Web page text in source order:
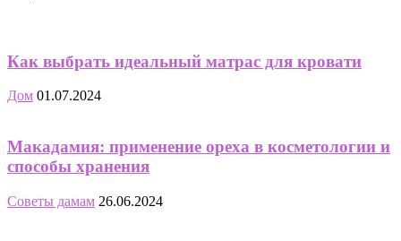
Как выбрать идеальный матрас для кровати
Дом 01.07.2024
Макадамия: применение ореха в косметологии и
способы хранения
Советы дамам 26.06.2024